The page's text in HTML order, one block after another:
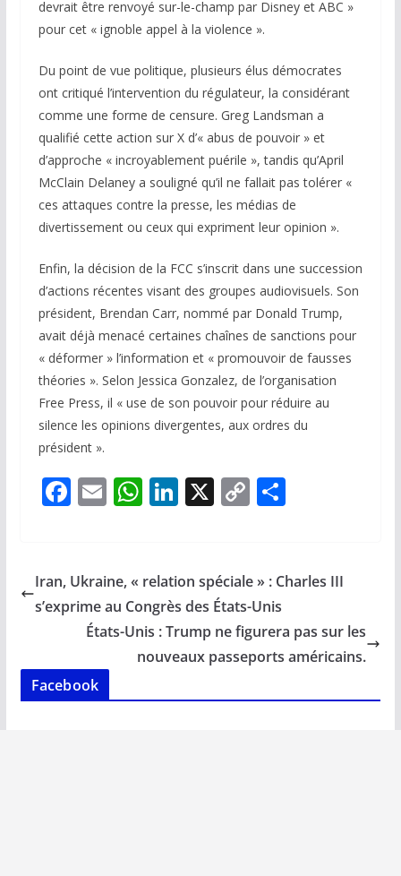
devrait être renvoyé sur-le-champ par Disney et ABC »
pour cet « ignoble appel à la violence ».
Du point de vue politique, plusieurs élus démocrates
ont critiqué l’intervention du régulateur, la considérant
comme une forme de censure. Greg Landsman a
qualifié cette action sur X d’« abus de pouvoir » et
d’approche « incroyablement puérile », tandis qu’April
McClain Delaney a souligné qu’il ne fallait pas tolérer «
ces attaques contre la presse, les médias de
divertissement ou ceux qui expriment leur opinion ».
Enfin, la décision de la FCC s’inscrit dans une succession
d’actions récentes visant des groupes audiovisuels. Son
président, Brendan Carr, nommé par Donald Trump,
avait déjà menacé certaines chaînes de sanctions pour
« déformer » l’information et « promouvoir de fausses
théories ». Selon Jessica Gonzalez, de l’organisation
Free Press, il « use de son pouvoir pour réduire au
silence les opinions divergentes, aux ordres du
président ».
F
b
o
o
k
E
l
W
s
A
p
p
Li
e
dI
n
X C
y
Li
n
k
P
g
Iran, Ukraine, « relation spéciale » : Charles III
s’exprime au Congrès des États-Unis
États-Unis : Trump ne figurera pas sur les
nouveaux passeports américains.
Facebook